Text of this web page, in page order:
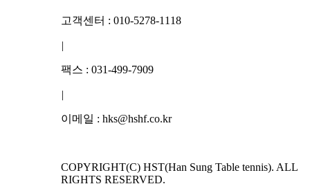
고객센터 : 010-5278-1118
|
팩스 : 031-499-7909
|
이메일 : hks@hshf.co.kr
COPYRIGHT(C) HST(Han Sung Table tennis). ALL
RIGHTS RESERVED.